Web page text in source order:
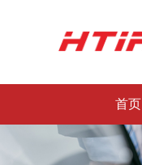
首页